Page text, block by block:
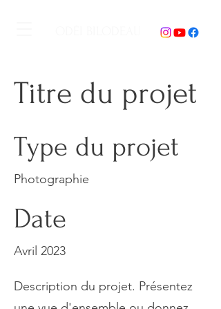
Titre du projet
Type du projet
Photographie
Date
Avril 2023
Description du projet. Présentez